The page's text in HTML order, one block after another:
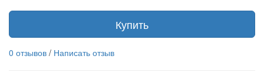
Купить
0 отзывов / Написать отзыв